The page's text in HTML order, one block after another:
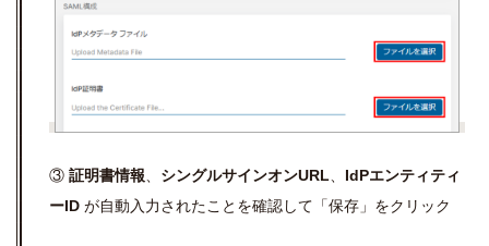
③ 証明書情報 シングルサインオンURL
IdPエンティティ
ーID が自動入力されたことを確認して「保存」をクリック